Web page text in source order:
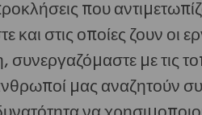
που
και στις οποίες ζουν οι
συνεργαζόμαστε με τις
μας αναζητούν